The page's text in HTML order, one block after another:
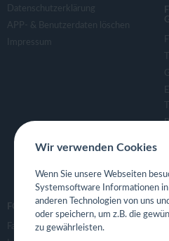
Datenschutzerklärung
APP- & Benutzerdaten löschen
Impressum
FOLGE UNS
Facebook
Wir verwenden Cookies
Wenn Sie unsere Webseiten
Systemsoftware Informationen
anderen Technologien von uns
oder speichern, um z.B. die
zu gewährleisten.